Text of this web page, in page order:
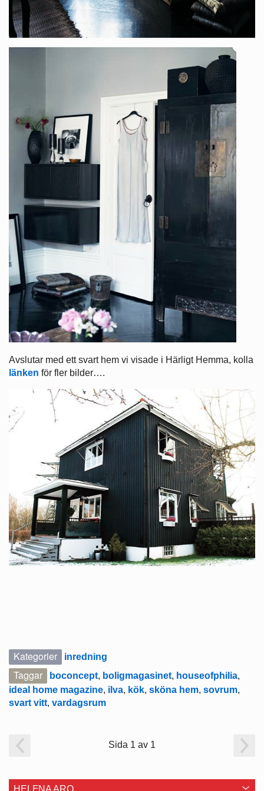
Avslutar med ett svart hem vi visade i Härligt Hemma, kolla
länken för fler bilder….
Kategorier inredning
Taggar boconcept, boligmagasinet, houseofphilia,
ideal home magazine, ilva, kök, sköna hem, sovrum,
svart vitt, vardagsrum
Sida 1 av 1
HELENA ARO